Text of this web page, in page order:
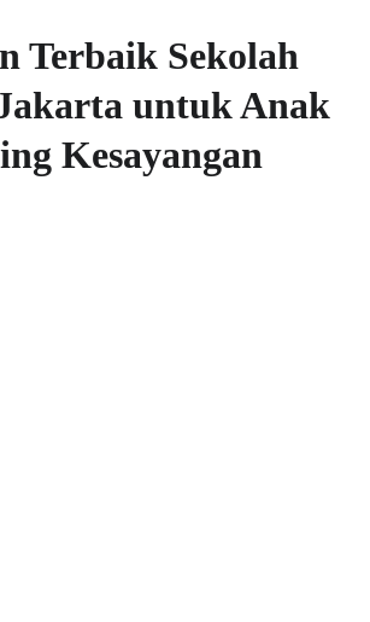
Terbaik Sekolah
untuk Anak
Kesayangan